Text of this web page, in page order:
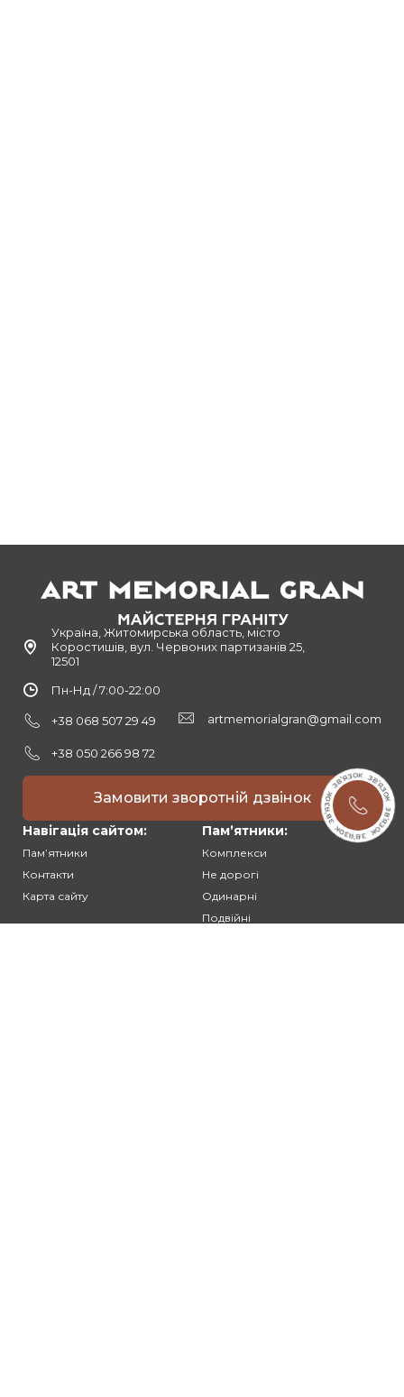
Україна, Житомирська область, місто
Коростишів, вул. Червоних партизанів 25,
12501
Пн-Нд / 7:00-22:00
+38 068 507 29 49
+38 050 266 98 72
artmemorialgran@gmail.com
Замовити зворотній дзвінок
Навігація сайтом:
Памʼятники
Контакти
Карта сайту
Памʼятники:
Комплекси
Не дорогі
Одинарні
Подвійні